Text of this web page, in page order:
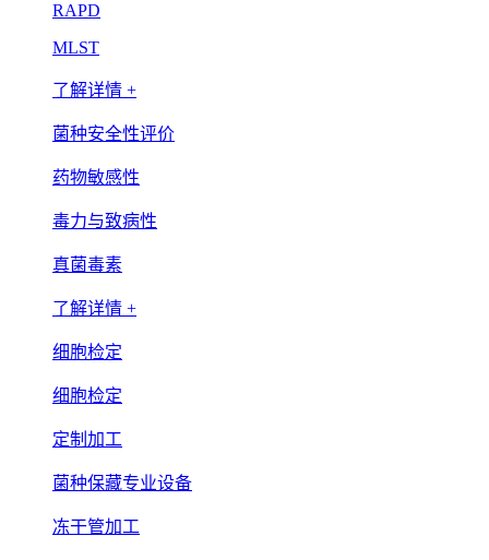
RAPD
MLST
了解详情 +
菌种安全性评价
药物敏感性
毒力与致病性
真菌毒素
了解详情 +
细胞检定
细胞检定
定制加工
菌种保藏专业设备
冻干管加工